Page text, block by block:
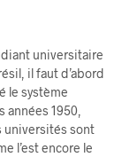
universitaire
il faut d’abord
le système
années 1950,
universités sont
l’est encore le